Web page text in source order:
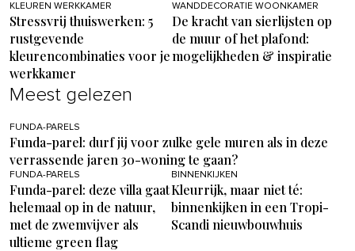
KLEUREN WERKKAMER
Stressvrij thuiswerken: 5
rustgevende
kleurencombinaties voor je
werkkamer
WANDDECORATIE WOONKAMER
De kracht van sierlijsten op
de muur of het plafond:
mogelijkheden & inspiratie
Meest gelezen
FUNDA-PARELS
Funda-parel: durf jij voor zulke gele muren als in deze
verrassende jaren 30-woning te gaan?
FUNDA-PARELS
Funda-parel: deze villa gaat
helemaal op in de natuur,
met de zwemvijver als
ultieme green flag
BINNENKIJKEN
Kleurrijk, maar niet té:
binnenkijken in een Tropi-
Scandi nieuwbouwhuis